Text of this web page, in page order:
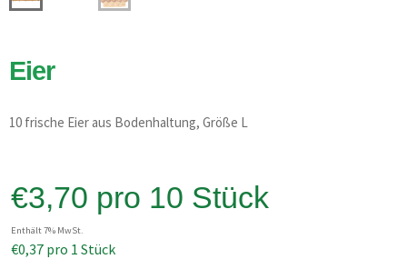
Eier
10 frische Eier aus Bodenhaltung, Größe L
€3,70 pro 10 Stück
Enthält 7% MwSt.
€0,37 pro 1 Stück